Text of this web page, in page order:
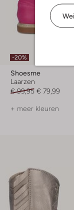
-20%
Shoesme
Laarzen
€ 99,95 € 79,99
+ meer kleuren